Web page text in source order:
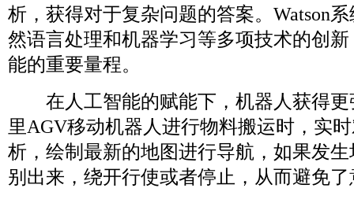
析，获得对于复杂问题的答案。Watson
然语言处理和机器学习等多项技术的创
能的重要量程。
在人工智能的赋能下，机器人获得更
里AGV移动机器人进行物料搬运时，实
析，绘制最新的地图进行导航，如果发
别出来，绕开行使或者停止，从而避